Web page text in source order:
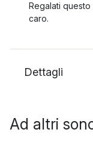
Regalati
caro.
Dettagli
Ad altri